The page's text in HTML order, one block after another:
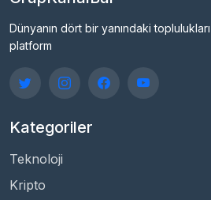
Dünyanın dört bir yanındaki
platform
Kategoriler
Teknoloji
Kripto